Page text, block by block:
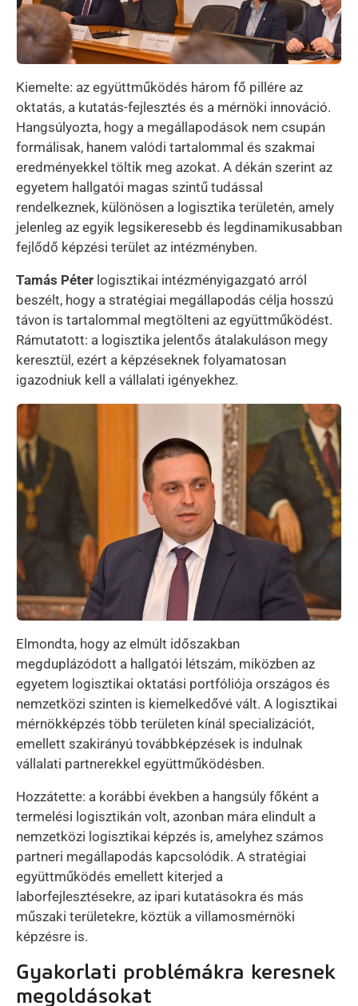
Kiemelte: az együttműködés három fő pillére az
oktatás, a kutatás-fejlesztés és a mérnöki innováció.
Hangsúlyozta, hogy a megállapodások nem csupán
formálisak, hanem valódi tartalommal és szakmai
eredményekkel töltik meg azokat. A dékán szerint az
egyetem hallgatói magas szintű tudással
rendelkeznek, különösen a logisztika területén, amely
jelenleg az egyik legsikeresebb és legdinamikusabban
fejlődő képzési terület az intézményben.
Tamás Péter logisztikai intézményigazgató arról
beszélt, hogy a stratégiai megállapodás célja hosszú
távon is tartalommal megtölteni az együttműködést.
Rámutatott: a logisztika jelentős átalakuláson megy
keresztül, ezért a képzéseknek folyamatosan
igazodniuk kell a vállalati igényekhez.
Kép
Elmondta, hogy az elmúlt időszakban
megduplázódott a hallgatói létszám, miközben az
egyetem logisztikai oktatási portfóliója országos és
nemzetközi szinten is kiemelkedővé vált. A logisztikai
mérnökképzés több területen kínál specializációt,
emellett szakirányú továbbképzések is indulnak
vállalati partnerekkel együttműködésben.
Hozzátette: a korábbi években a hangsúly főként a
termelési logisztikán volt, azonban mára elindult a
nemzetközi logisztikai képzés is, amelyhez számos
partneri megállapodás kapcsolódik. A stratégiai
együttműködés emellett kiterjed a
laborfejlesztésekre, az ipari kutatásokra és más
műszaki területekre, köztük a villamosmérnöki
képzésre is.
Gyakorlati problémákra keresnek
megoldásokat